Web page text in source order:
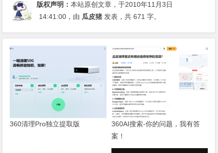
版权声明：本站原创文章，于2010年11月3日
14:41:00 ，由 瓜皮猪 发表，共 671 字。
360清理Pro独立提取版
360AI搜索-你的问题，我有答
案！